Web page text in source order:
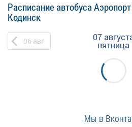
Расписание автобуса
Кодинск
06 авг 07
пятница
Мы в